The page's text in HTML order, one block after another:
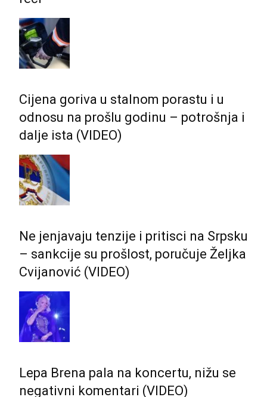
Cijena goriva u stalnom porastu i u
odnosu na prošlu godinu – potrošnja i
dalje ista (VIDEO)
Ne jenjavaju tenzije i pritisci na Srpsku
– sankcije su prošlost, poručuje Željka
Cvijanović (VIDEO)
Lepa Brena pala na koncertu, nižu se
negativni komentari (VIDEO)